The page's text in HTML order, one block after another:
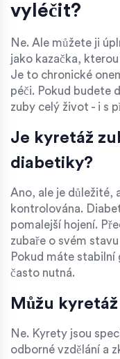
vyléčit?
Ne. Ale můžete ji
jako kazačka,
Je to chronické
péči. Pokud budete
zuby celý život - i s
Je kyretáž
diabetiky?
Ano, ale je důležité,
kontrolována.
pomalejší hojení.
zubaře o svém
Pokud máte stabilní
často nutná.
Můžu
Ne. Kyrety jsou
odborné vzdělání a